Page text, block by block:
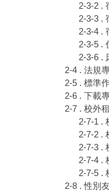
2-3-2 .
2-3-3 .
2-3-4 .
2-3-5 .
2-3-6 .
2-4 . 法規
2-5 . 標準
2-6 . 下載
2-7 . 校外
2-7-1 .
2-7-2 .
2-7-3 .
2-7-4 .
2-7-5 .
2-8 . 性別